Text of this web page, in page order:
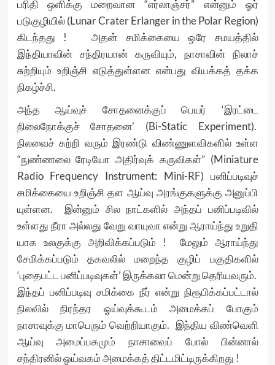
பரிதி ஒளிக்கு மறைவான “எர்லாஞ்சர்” என்னும் ஓர்
படுகுழியில் (Lunar Crater Erlanger in the Polar Region)
கிடந்தது ! அதன் சமிக்கையை ஒரே சமயத்தில்
இந்தியாவின் சந்திரயான் கருவியும், நாசாவின் நிலாச்
சுற்றியும் உறிஞ்சி எடுத்துள்ளன என்பது வியக்கத் தக்க
நிகழ்ச்சி.
அந்த ஆய்வுச் சோதனைக்குப் பெயர் ‘இரட்டை
நிலைநோக்குச் சோதனை’ (Bi-Static Experiment).
நிலவைச் சுற்றி வரும் இரண்டு விண்ணுளவிகளில் உள்ள
“நுண்ணலை ரேடியோ அதிர்வுக் கருவிகள்” (Miniature
Radio Frequency Instrument: Mini-RF) பனிப்படிவுச்
சமிக்கையை உறிஞ்சி தள ஆய்வு அரங்குகளுக்கு அனுப்பி
யுள்ளன. இன்னும் சில நாட்களில் அந்தப் பனிப்படிவில்
உள்ளது நீரா அல்லது வேறு வாயுவா என்று ஆராய்ந்து உறுதி
யாக உலகுக்கு அறிவிக்கப்படும் ! மேலும் ஆராய்ந்து
சேமிக்கப்படும் தகவலில் மறைந்த குழிப் பகுதிகளில்
‘புதைபட்ட பனிப்படிவுகள்’ இருக்கலா மென்று தெரியவரும்.
இந்தப் பனிப்படிவு சமிக்கை நீர் என்று நிரூபிக்கப்பட்டால்
நிலவில் நிரந்தர ஓய்வுக்கூடம் அமைக்கப் போகும்
நாசாவுக்கு மாபெரும் வெற்றியாகும். இந்திய விண்வெளி
ஆய்வு அமைப்பகமும் நாசாவைப் போல் பின்னால்
சந்திரனில் ஓய்வகம் அமைக்கத் திட்டமிட்டிருக்கிறது !